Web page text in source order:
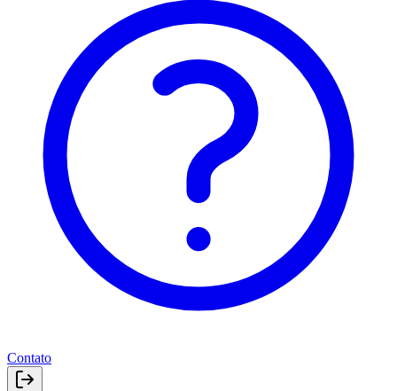
Contato